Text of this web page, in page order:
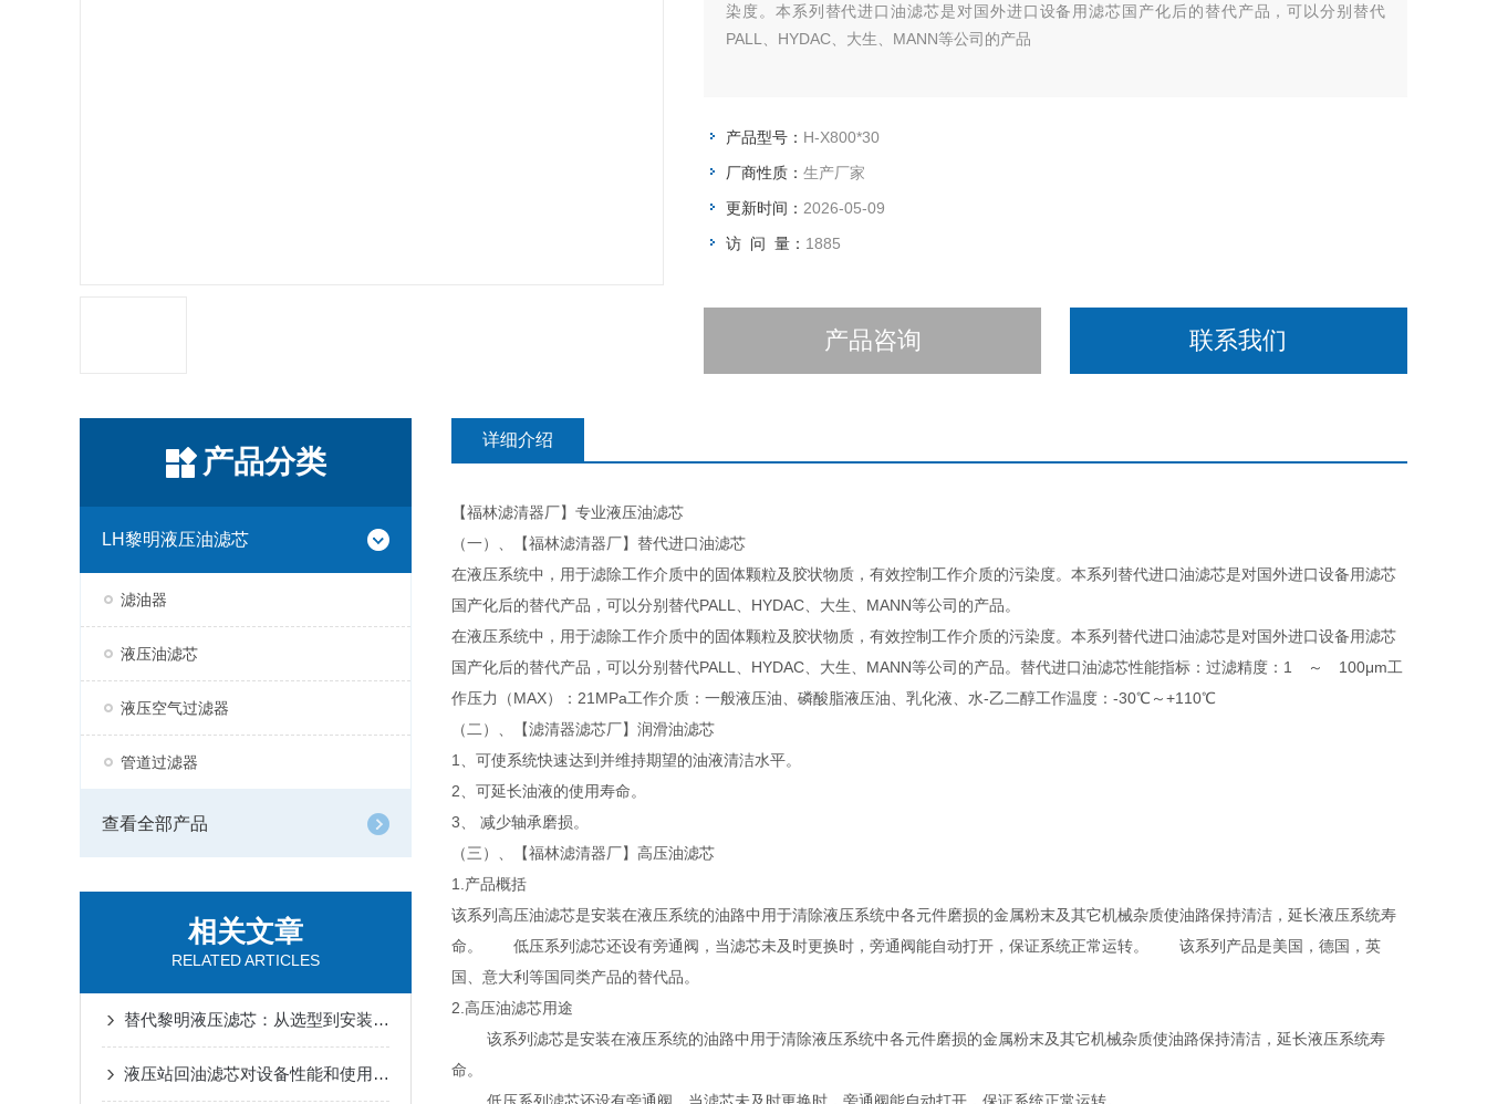
染度。本系列替代进口油滤芯是对国外进口设备用滤芯国产化后的替代产品，可以分别替代
PALL、HYDAC、大生、MANN等公司的产品
产品型号： H-X800*30
厂商性质： 生产厂家
更新时间： 2026-05-09
访 问 量： 1885
产品咨询 联系我们
产品分类
LH黎明液压油滤芯
滤油器
液压油滤芯
液压空气过滤器
管道过滤器
查看全部产品
相关文章
RELATED ARTICLES
替代黎明液压滤芯：从选型到安装的全面指导
液压站回油滤芯对设备性能和使用寿命的影响
详细介绍
【福林滤清器厂】专业液压油滤芯
（一）、【福林滤清器厂】替代进口油滤芯
在液压系统中，用于滤除工作介质中的固体颗粒及胶状物质，有效控制工作介质的污染度。本系列替代进口油滤芯是对国外进口设备用滤芯
国产化后的替代产品，可以分别替代PALL、HYDAC、大生、MANN等公司的产品。
在液压系统中，用于滤除工作介质中的固体颗粒及胶状物质，有效控制工作介质的污染度。本系列替代进口油滤芯是对国外进口设备用滤芯
国产化后的替代产品，可以分别替代PALL、HYDAC、大生、MANN等公司的产品。替代进口油滤芯性能指标：过滤精度：1 ～ 100μm工
作压力（MAX）：21MPa工作介质：一般液压油、磷酸脂液压油、乳化液、水-乙二醇工作温度：-30℃～+110℃
（二）、【滤清器滤芯厂】润滑油滤芯
1、可使系统快速达到并维持期望的油液清洁水平。
2、可延长油液的使用寿命。
3、 减少轴承磨损。
（三）、【福林滤清器厂】高压油滤芯
1.产品概括
该系列高压油滤芯是安装在液压系统的油路中用于清除液压系统中各元件磨损的金属粉末及其它机械杂质使油路保持清洁，延长液压系统寿
命。 低压系列滤芯还设有旁通阀，当滤芯未及时更换时，旁通阀能自动打开，保证系统正常运转。 该系列产品是美国，德国，英
国、意大利等国同类产品的替代品。
2.高压油滤芯用途
该系列滤芯是安装在液压系统的油路中用于清除液压系统中各元件磨损的金属粉末及其它机械杂质使油路保持清洁，延长液压系统寿
命。